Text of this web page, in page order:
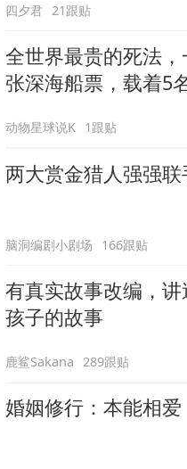
四夕君 21跟贴
全世界最贵的死法
张深海船票，载着5
动物星球说K 1跟贴
两大赏金猎人强强
脑洞编剧小剧场 166跟贴
有真实故事改编，
孩子的故事
鹿鲨Sakana 289跟贴
婚姻修行：本能相